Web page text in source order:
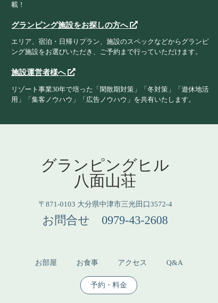
載！
グランピング施設をお探しの方へ
エリア、宿泊・日帰りプラン、施設のスペックなどからグランピ
ング施設をお選びいただき、ご予約まで行っていただけます。
施設運営者様へ
リゾート事業30年で培った「閑散期対策」「冬対策」「遊休地活
用」「集客ノウハウ」「広告ノウハウ」を共有いたします。
グランピングヒル
八面山荘
〒871-0103 大分県中津市三光田口3572-4
お問合せ 0979-43-2608
お部屋 お食事 アクセス Q&A
予約・料金